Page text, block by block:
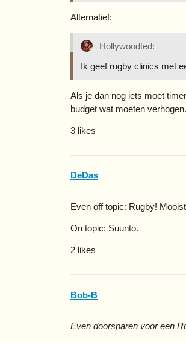
Alternatief:
Hollywoodted:
Ik geef rugby clinics met
Als je dan nog iets moet
budget wat moeten verhogen.
3 likes
DeDas
Even off topic: Rugby!
On topic: Suunto.
2 likes
Bob-B
Even doorsparen voor een